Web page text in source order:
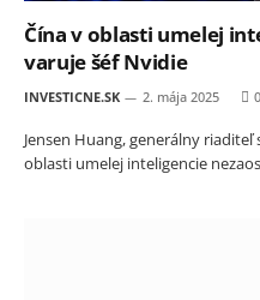
Čína v oblasti umelej
varuje šéf Nvidie
INVESTICNE.SK 2. mája 2025 0
Jensen Huang, generálny
oblasti umelej inteligencie